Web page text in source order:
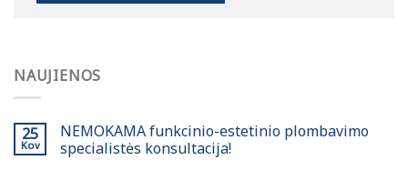
NAUJIENOS
25
Kov
NEMOKAMA funkcinio-estetinio plombavimo
specialistės konsultacija!